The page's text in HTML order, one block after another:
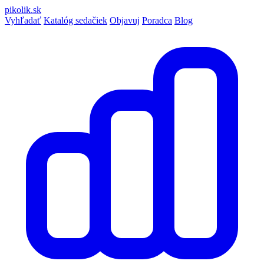
pikolik.sk
Vyhľadať Katalóg sedačiek Objavuj Poradca Blog